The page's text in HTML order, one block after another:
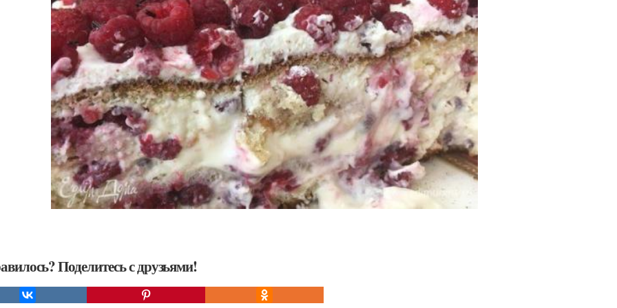
Поделитесь с друзьями!